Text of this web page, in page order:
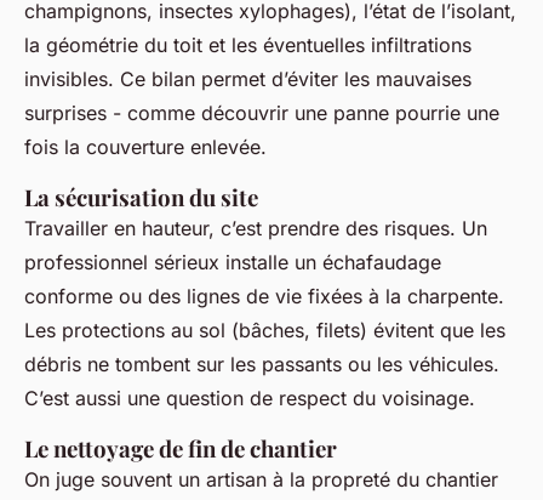
champignons, insectes xylophages), l’état de l’isolant,
la géométrie du toit et les éventuelles infiltrations
invisibles. Ce bilan permet d’éviter les mauvaises
surprises - comme découvrir une panne pourrie une
fois la couverture enlevée.
La sécurisation du site
Travailler en hauteur, c’est prendre des risques. Un
professionnel sérieux installe un échafaudage
conforme ou des lignes de vie fixées à la charpente.
Les protections au sol (bâches, filets) évitent que les
débris ne tombent sur les passants ou les véhicules.
C’est aussi une question de respect du voisinage.
Le nettoyage de fin de chantier
On juge souvent un artisan à la propreté du chantier